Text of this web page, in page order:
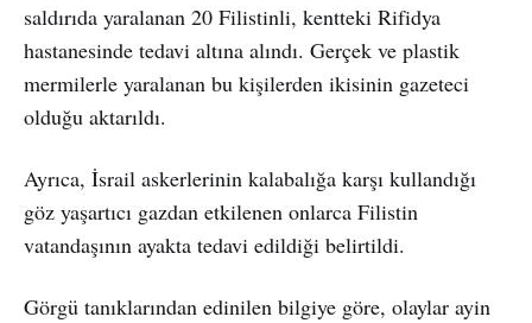
saldırıda yaralanan 20 Filistinli, kentteki Rifidya
hastanesinde tedavi altına alındı. Gerçek ve plastik
mermilerle yaralanan bu kişilerden ikisinin gazeteci
olduğu aktarıldı.
Ayrıca, İsrail askerlerinin kalabalığa karşı kullandığı
göz yaşartıcı gazdan etkilenen onlarca Filistin
vatandaşının ayakta tedavi edildiği belirtildi.
Görgü tanıklarından edinilen bilgiye göre, olaylar ayin